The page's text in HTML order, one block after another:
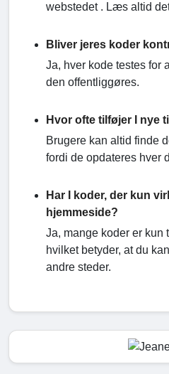
webstedet . Læs altid
Bliver jeres koder
Ja, hver kode testes for
den offentliggøres.
Hvor ofte tilføjer I nye
Brugere kan altid finde
fordi de opdateres hver
Har I koder, der kun
hjemmeside?
Ja, mange koder er
hvilket betyder, at du
andre steder.